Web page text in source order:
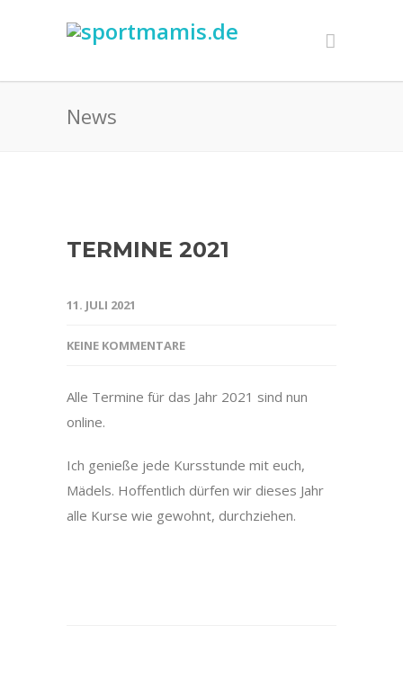
News
TERMINE 2021
11. JULI 2021
KEINE KOMMENTARE
Alle Termine für das Jahr 2021 sind nun
online.
Ich genieße jede Kursstunde mit euch,
Mädels. Hoffentlich dürfen wir dieses Jahr
alle Kurse wie gewohnt, durchziehen.